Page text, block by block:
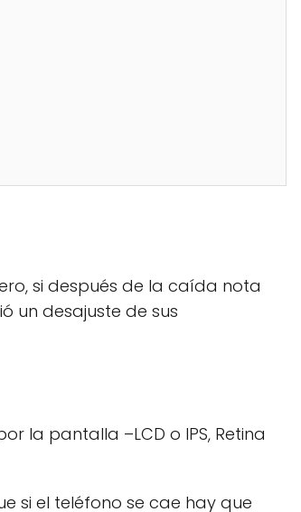
si después de la caída nota
un desajuste de sus
la pantalla –LCD o IPS, Retina
si el teléfono se cae hay que